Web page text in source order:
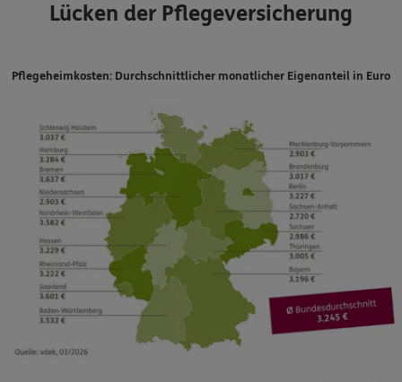
Lücken der Pflegeversicherung
Pflegeheimkosten: Durchschnittlicher monatlicher Eigenanteil in Euro